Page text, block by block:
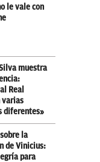
le vale con
muestra
Real
varias
diferentes»
la
de Vinicius:
para